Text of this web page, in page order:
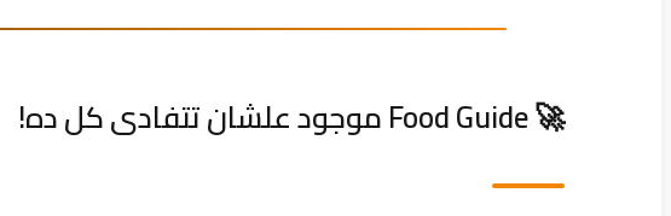
🚀 Food Guide موجود علشان تتفادى كل ده!